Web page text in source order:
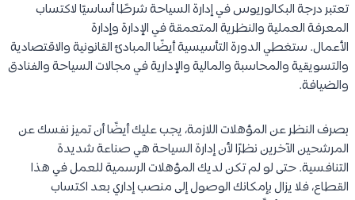
تعتبر درجة البكالوريوس في إدارة السياحة شرطًا أساسيًا لاكتساب
المعرفة العملية والنظرية المتعمقة في الإدارة وإدارة
الأعمال. ستغطي الدورة التأسيسية أيضًا المبادئ القانونية والاقتصادية
والتسويقية والمحاسبة والمالية والإدارية في مجالات السياحة والفنادق
والضيافة.
بصرف النظر عن المؤهلات اللازمة، يجب عليك أيضًا أن تميز نفسك عن
المرشحين الآخرين نظرًا لأن إدارة السياحة هي صناعة شديدة
التنافسية. حتى لو لم تكن لديك المؤهلات الرسمية للعمل في هذا
القطاع، فلا يزال بإمكانك الوصول إلى منصب إداري بعد اكتساب